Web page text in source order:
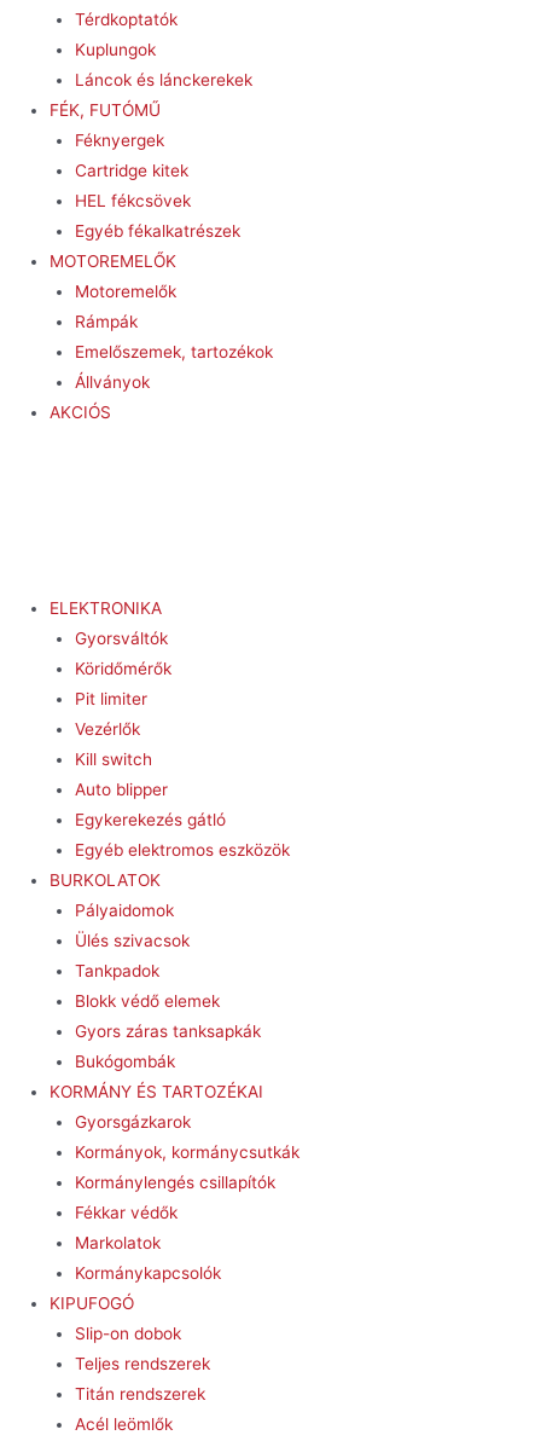
Térdkoptatók
Kuplungok
Láncok és lánckerekek
FÉK, FUTÓMŰ
Féknyergek
Cartridge kitek
HEL fékcsövek
Egyéb fékalkatrészek
MOTOREMELŐK
Motoremelők
Rámpák
Emelőszemek, tartozékok
Állványok
AKCIÓS
ELEKTRONIKA
Gyorsváltók
Köridőmérők
Pit limiter
Vezérlők
Kill switch
Auto blipper
Egykerekezés gátló
Egyéb elektromos eszközök
BURKOLATOK
Pályaidomok
Ülés szivacsok
Tankpadok
Blokk védő elemek
Gyors záras tanksapkák
Bukógombák
KORMÁNY ÉS TARTOZÉKAI
Gyorsgázkarok
Kormányok, kormánycsutkák
Kormánylengés csillapítók
Fékkar védők
Markolatok
Kormánykapcsolók
KIPUFOGÓ
Slip-on dobok
Teljes rendszerek
Titán rendszerek
Acél leömlők